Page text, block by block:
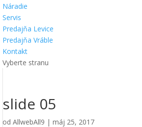
Náradie
Servis
Predajňa Levice
Predajňa Vráble
Kontakt
Vyberte stranu
slide 05
odAllwebAll9 |máj 25, 2017